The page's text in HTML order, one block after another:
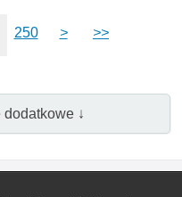
250 > >>
dodatkowe ↓